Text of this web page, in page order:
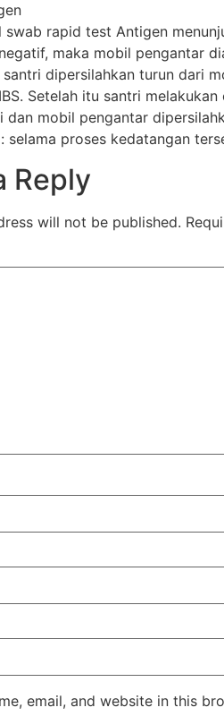
swab rapid test Antigen
maka mobil pengantar
santri dipersilahkan turun dari
Setelah itu santri
dan mobil pengantar
selama proses kedatangan
Reply
will not be published.
email, and website in this